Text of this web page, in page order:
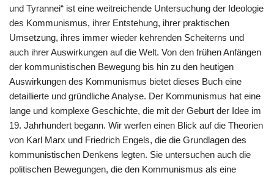
und Tyrannei“ ist eine weitreichende Untersuchung der Ideologie
des Kommunismus, ihrer Entstehung, ihrer praktischen
Umsetzung, ihres immer wieder kehrenden Scheiterns und
auch ihrer Auswirkungen auf die Welt. Von den frühen Anfängen
der kommunistischen Bewegung bis hin zu den heutigen
Auswirkungen des Kommunismus bietet dieses Buch eine
detaillierte und gründliche Analyse. Der Kommunismus hat eine
lange und komplexe Geschichte, die mit der Geburt der Idee im
19. Jahrhundert begann. Wir werfen einen Blick auf die Theorien
von Karl Marx und Friedrich Engels, die die Grundlagen des
kommunistischen Denkens legten. Sie untersuchen auch die
politischen Bewegungen, die den Kommunismus als eine